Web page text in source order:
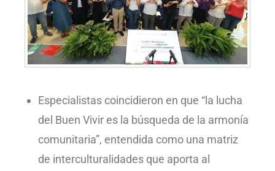
Especialistas coincidieron en que “la lucha
del Buen Vivir es la búsqueda de la armonía
comunitaria”, entendida como una matriz
de interculturalidades que aporta al